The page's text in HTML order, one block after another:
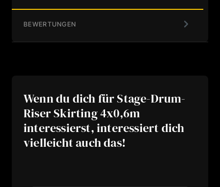
BEWERTUNGEN
Wenn du dich für Stage-Drum-
Riser Skirting 4x0,6m
interessierst, interessiert dich
vielleicht auch das!